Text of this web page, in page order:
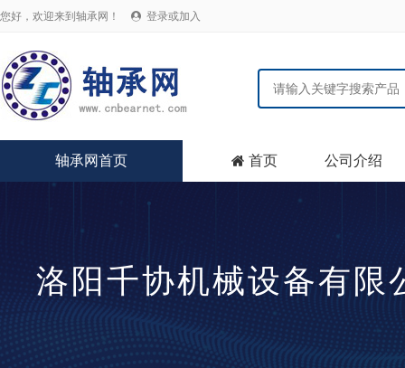
您好，欢迎来到轴承网！  登录或加入
轴承网首页  首页 公司介绍
洛阳千协机械设备有限